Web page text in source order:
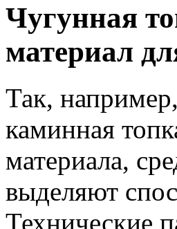
Чугунная
материал
Так,
каминная
материала,
выделяют
Технические